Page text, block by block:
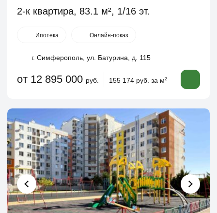
2-к квартира, 83.1 м², 1/16 эт.
Ипотека Онлайн-показ
г. Симферополь, ул. Батурина, д. 115
от 12 895 000 руб. 155 174 руб. за м2